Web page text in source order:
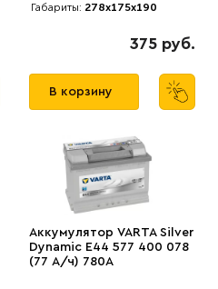
Габариты: 278x175x190
375 руб.
В корзину
Аккумулятор VARTA Silver
Dynamic E44 577 400 078
(77 А/ч) 780А